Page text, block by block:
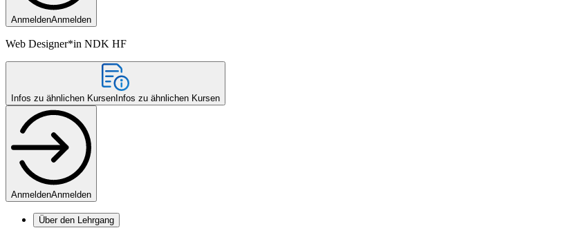
AnmeldenAnmelden
Web Designer*in NDK HF
Infos zu ähnlichen Kursen Infos zu ähnlichen Kursen
AnmeldenAnmelden
Über den Lehrgang